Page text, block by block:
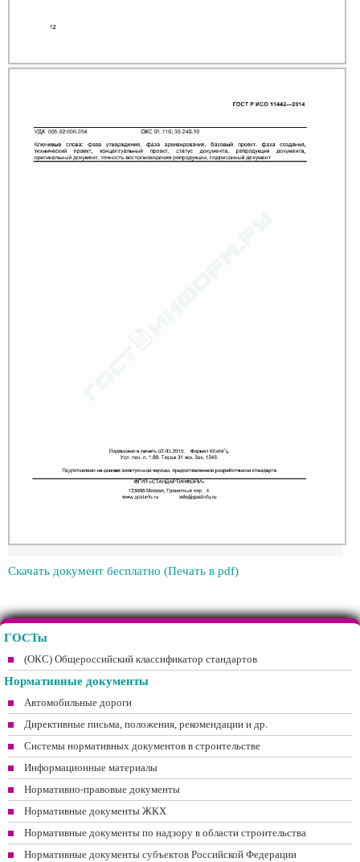
Скачать документ бесплатно (Печать в pdf)
ГОСТы
(ОКС) Общероссийский классификатор стандартов
Нормативные документы
Автомобильные дороги
Директивные письма, положения, рекомендации и др.
Системы нормативных документов в строительстве
Информационные материалы
Нормативно-правовые документы
Нормативные документы ЖКХ
Нормативные документы по надзору в области строительства
Нормативные документы субъектов Российской Федерации